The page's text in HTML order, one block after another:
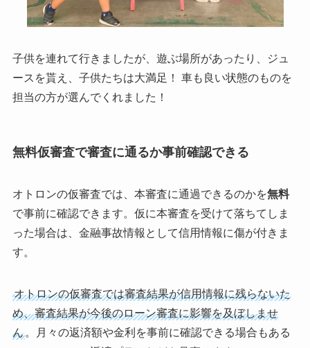
子供を連れて行きましたが、遊ぶ場所があったり、ジュ
ースを貰え、子供たちは大満足！ 車も良い状態のものを
担当の方が選んでくれました！
無料仮審査で審査に通るか事前確認できる
オトロンの仮審査では、本審査に通過できるのかを無料
で事前に確認できます。仮に本審査を受けて落ちてしま
った場合は、金融事故情報として信用情報に傷が付きま
す。
オトロンの仮審査では審査結果が信用情報に残らないた
め、審査結果が今後のローン審査に影響を及ぼしませ
ん。月々の返済額や金利を事前に確認できる場合もある